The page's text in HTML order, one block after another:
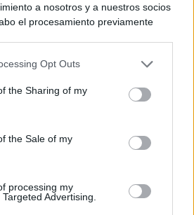
a nosotros y a nuestros socios
el procesamiento previamente
Tenga en cuenta que algún
usted tiene el derecho de
Sus preferencias se aplicarán
de nuevo en este sitio web o
de privacidad.
Opt Outs
the Sharing of my
the Sale of my
processing my
Advertising.